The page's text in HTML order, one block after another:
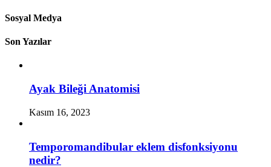
Sosyal Medya
Son Yazılar
Ayak Bileği Anatomisi
Kasım 16, 2023
Temporomandibular eklem disfonksiyonu
nedir?